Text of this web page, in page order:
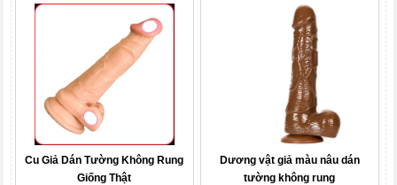
Cu Giả Dán Tường Không Rung
Giống Thật
Dương vật giả màu nâu dán
tường không rung